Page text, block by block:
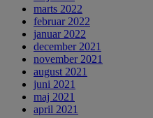
marts 2022
februar 2022
januar 2022
december 2021
november 2021
august 2021
juni 2021
maj 2021
april 2021